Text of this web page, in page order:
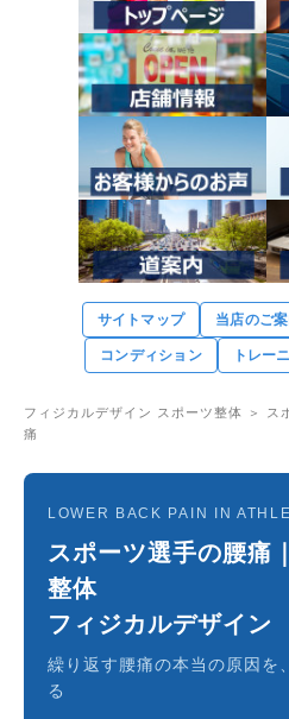
サイトマップ 当店のご
コンディション トレー
フィジカルデザイン スポーツ整体 ＞ ス
痛
LOWER BACK PAIN IN
スポーツ選手の腰痛
整体
フィジカルデザイン
繰り返す腰痛の本当の原因を
る